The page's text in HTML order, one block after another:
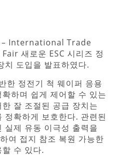
– International Trade
새로운 ESC 시리즈 정
치 도입을 발표하였다.
한 정전기 척 웨이퍼 응용
하며 쉽게 제어할 수 있는
잘 조절된 공급 장치는
정확하게 보호한다. 관련된
실제 유동 이극성 출력을
여 접지 참조 복원 가능한
수 있다.